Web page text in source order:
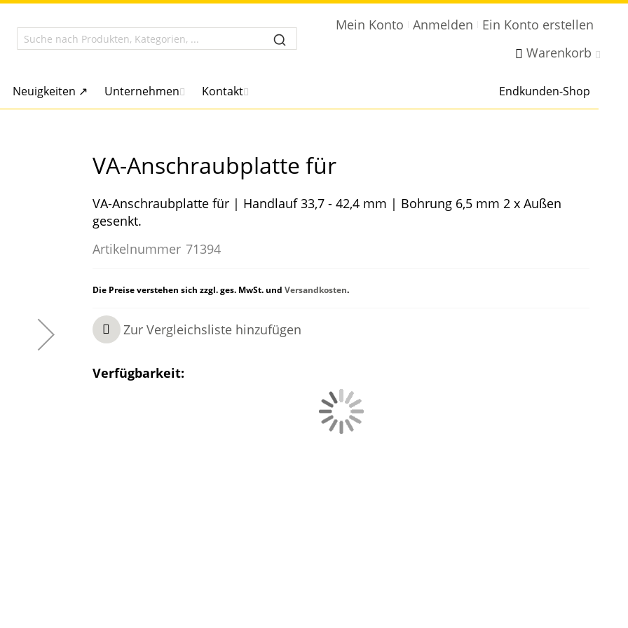
Mein Konto Anmelden
Ein Konto erstellen
Warenkorb
Neuigkeiten ↗ Unternehmen Kontakt Endkunden-Shop
VA-Anschraubplatte für
VA-Anschraubplatte für | Handlauf 33,7 - 42,4 mm | Bohrung 6,5 mm 2 x Außen
gesenkt.
Artikelnummer 71394
Die Preise verstehen sich zzgl. ges. MwSt. und Versandkosten.
Zur Vergleichsliste hinzufügen
Verfügbarkeit: